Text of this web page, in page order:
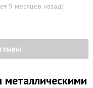
9 месяцев назад)